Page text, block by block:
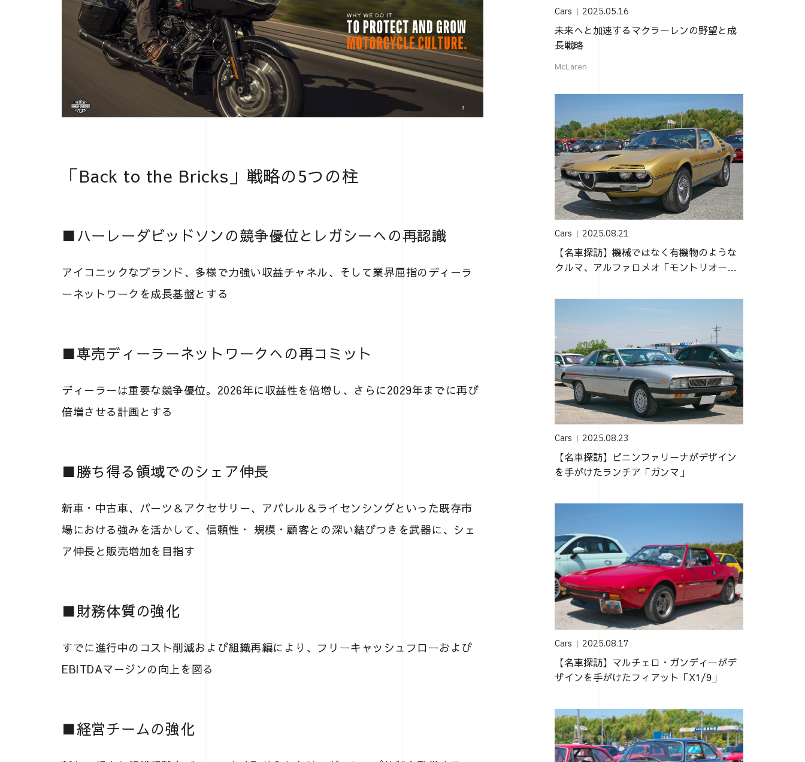
「Back to the Bricks」戦略の5つの柱
■ハーレーダビッドソンの競争優位とレガシーへの再認識
アイコニックなブランド、多様で力強い収益チャネル、そして業界屈指のディーラ
ーネットワークを成長基盤とする
■専売ディーラーネットワークへの再コミット
ディーラーは重要な競争優位。2026年に収益性を倍増し、さらに2029年までに再び
倍増させる計画とする
■勝ち得る領域でのシェア伸長
新車・中古車、パーツ＆アクセサリー、アパレル＆ライセンシングといった既存市
場における強みを活かして、信頼性・ 規模・顧客との深い結びつきを武器に、シェ
ア伸長と販売増加を目指す
■財務体質の強化
すでに進行中のコスト削減および組織再編により、フリーキャッシュフローおよび
EBITDAマージンの向上を図る
■経営チームの強化
Cars 2025.05.16
未来へと加速するマクラーレンの野望と成
長戦略
McLaren
Cars 2025.08.21
【名車探訪】機械ではなく有機物のような
クルマ、アルファロメオ「モントリオー
Cars 2025.08.23
【名車探訪】ピニンファリーナがデザイン
を手がけたランチア「ガンマ」
Cars 2025.08.17
【名車探訪】マルチェロ・ガンディーがデ
ザインを手がけたフィアット「X1/9」